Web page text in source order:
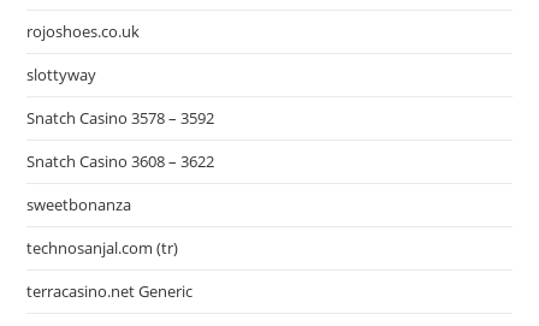
rojoshoes.co.uk
slottyway
Snatch Casino 3578 – 3592
Snatch Casino 3608 – 3622
sweetbonanza
technosanjal.com (tr)
terracasino.net Generic